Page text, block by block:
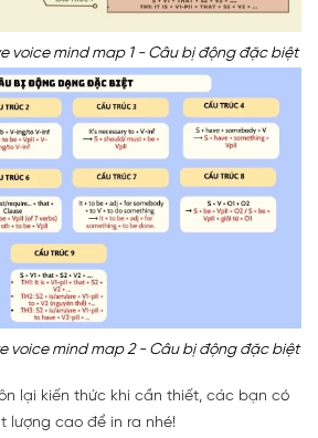
voice mind map 1 - Câu bị động đặc biệt
voice mind map 2 - Câu bị động đặc biệt
lại kiến thức khi cần thiết, các bạn có
lượng cao để in ra nhé!